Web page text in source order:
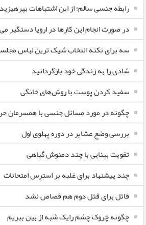
رابطه جنسی سالم؛ از این اشتباهات
در صورت انجام این کارها در اروپا دستگیر
سه برای نکته انتخاب شیک ترین لباس
شادی را به زندگی خود بازگردانید
سفید کردن پوست با روش‌های خانگی
چگونه در مورد مسائل جنسی با همسرمان
بررسی وضع عشایر در دوره پهلوی اول
تقویت بینایی با چند دمنوش گیاهی
چند پیشنهاد برای غلبه بر استرس امتحانات
قاتل برای قتل دوم هم قصاص نشد
چگونه چروک چشم رایک شبه از بین ببریم